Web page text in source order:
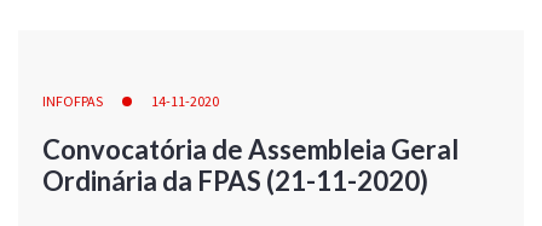
INFOFPAS 14-11-2020
Convocatória de Assembleia Geral
Ordinária da FPAS (21-11-2020)